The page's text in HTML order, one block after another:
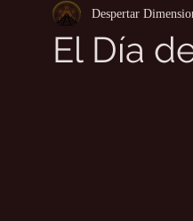
Canalizaciones/Entrevistas
El Día
Despertar